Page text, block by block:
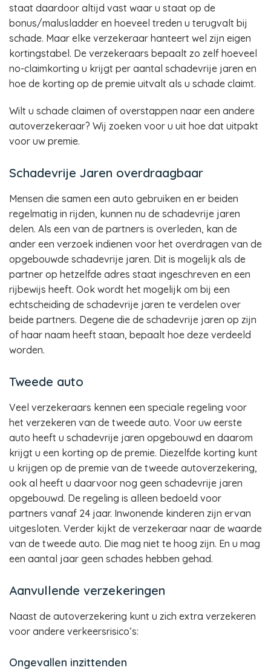
staat daardoor altijd vast waar u staat op de
bonus/malusladder en hoeveel treden u terugvalt bij
schade. Maar elke verzekeraar hanteert wel zijn eigen
kortingstabel. De verzekeraars bepaalt zo zelf hoeveel
no-claimkorting u krijgt per aantal schadevrije jaren en
hoe de korting op de premie uitvalt als u schade claimt.
Wilt u schade claimen of overstappen naar een andere
autoverzekeraar? Wij zoeken voor u uit hoe dat uitpakt
voor uw premie.
Schadevrije Jaren overdraagbaar
Mensen die samen een auto gebruiken en er beiden
regelmatig in rijden, kunnen nu de schadevrije jaren
delen. Als een van de partners is overleden, kan de
ander een verzoek indienen voor het overdragen van de
opgebouwde schadevrije jaren. Dit is mogelijk als de
partner op hetzelfde adres staat ingeschreven en een
rijbewijs heeft. Ook wordt het mogelijk om bij een
echtscheiding de schadevrije jaren te verdelen over
beide partners. Degene die de schadevrije jaren op zijn
of haar naam heeft staan, bepaalt hoe deze verdeeld
worden.
Tweede auto
Veel verzekeraars kennen een speciale regeling voor
het verzekeren van de tweede auto. Voor uw eerste
auto heeft u schadevrije jaren opgebouwd en daarom
krijgt u een korting op de premie. Diezelfde korting kunt
u krijgen op de premie van de tweede autoverzekering,
ook al heeft u daarvoor nog geen schadevrije jaren
opgebouwd. De regeling is alleen bedoeld voor
partners vanaf 24 jaar. Inwonende kinderen zijn ervan
uitgesloten. Verder kijkt de verzekeraar naar de waarde
van de tweede auto. Die mag niet te hoog zijn. En u mag
een aantal jaar geen schades hebben gehad.
Aanvullende verzekeringen
Naast de autoverzekering kunt u zich extra verzekeren
voor andere verkeersrisico’s:
Ongevallen inzittenden